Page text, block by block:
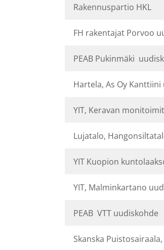
Rakennuspartio HKL
FH rakentajat Porvoo
PEAB Pukinmäki
Hartela, As Oy
YIT, Keravan
Lujatalo,
YIT Kuopion
YIT, Malminkartano
PEAB VTT uudiskohde
Skanska